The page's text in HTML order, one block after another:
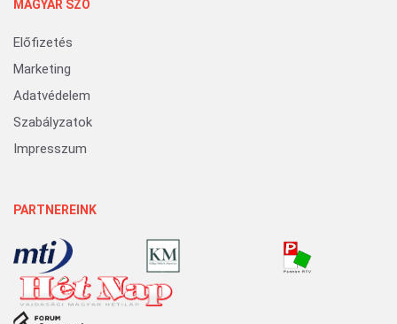
MAGYAR SZÓ
Előfizetés
Marketing
Adatvédelem
Szabályzatok
Impresszum
PARTNEREINK